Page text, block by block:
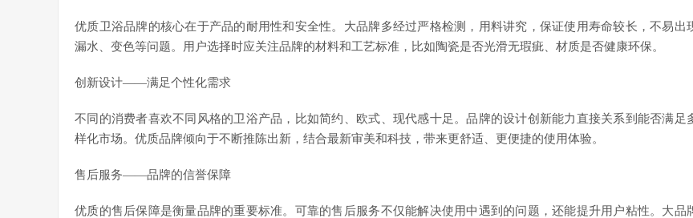
优质卫浴品牌的核心在于产品的耐用性和安全性。大品牌多经过严格检测，用料讲究，保证使用寿命较长，不易出
漏水、变色等问题。用户选择时应关注品牌的材料和工艺标准，比如陶瓷是否光滑无瑕疵、材质是否健康环保。
创新设计——满足个性化需求
不同的消费者喜欢不同风格的卫浴产品，比如简约、欧式、现代感十足。品牌的设计创新能力直接关系到能否满足
样化市场。优质品牌倾向于不断推陈出新，结合最新审美和科技，带来更舒适、更便捷的使用体验。
售后服务——品牌的信誉保障
优质的售后保障是衡量品牌的重要标准。可靠的售后服务不仅能解决使用中遇到的问题，还能提升用户粘性。大品